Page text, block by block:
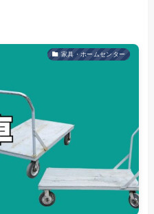
家具・ホームセンター